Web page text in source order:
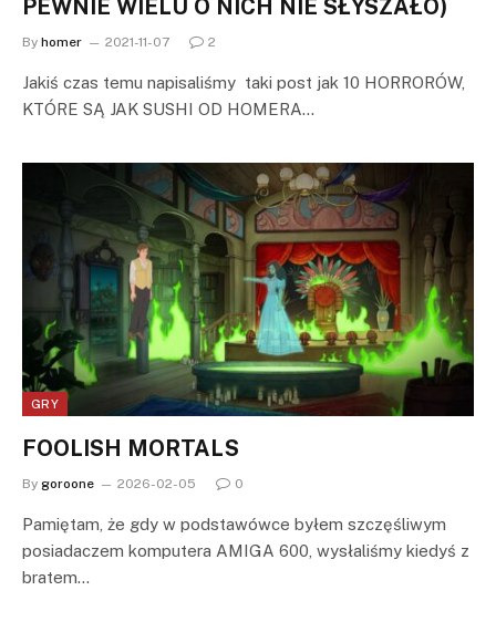
PEWNIE WIELU O NICH NIE SŁYSZAŁO)
By homer 2021-11-07 2
Jakiś czas temu napisaliśmy taki post jak 10 HORRORÓW,
KTÓRE SĄ JAK SUSHI OD HOMERA…
GRY
FOOLISH MORTALS
By goroone 2026-02-05 0
Pamiętam, że gdy w podstawówce byłem szczęśliwym
posiadaczem komputera AMIGA 600, wysłaliśmy kiedyś z
bratem…